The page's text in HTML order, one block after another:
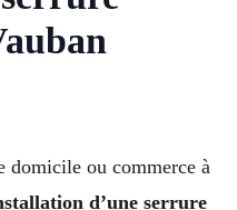
domicile ou commerce à
d’une serrure